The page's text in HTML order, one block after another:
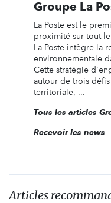
Groupe La
La Poste est le
proximité sur tout
La Poste intègre la
environnementale
Cette stratégie
autour de trois
territoriale, ...
Tous les articles
Recevoir les news
Articles